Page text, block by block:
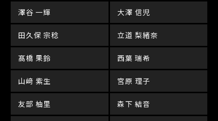
澤谷 一輝 大澤 信児
田久保 宗稔 立道 梨緒奈
髙橋 果鈴 西葉 瑞希
山﨑 紫生 宮原 理子
友部 柚里 森下 結音